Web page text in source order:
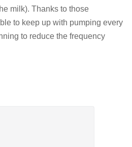
milk). Thanks to those
to keep up with pumping every
to reduce the frequency